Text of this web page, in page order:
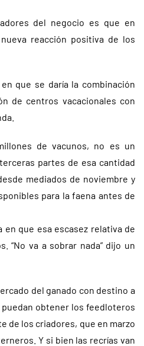
del negocio es que en
reacción positiva de los
que se daría la combinación
de centros vacacionales con
de vacunos, no es un
partes de esa cantidad
mediados de noviembre y
para la faena antes de
que esa escasez relativa de
“No va a sobrar nada” dijo un
del ganado con destino a
obtener los feedloteros
de los criadores, que en marzo
Y si bien las recrías van